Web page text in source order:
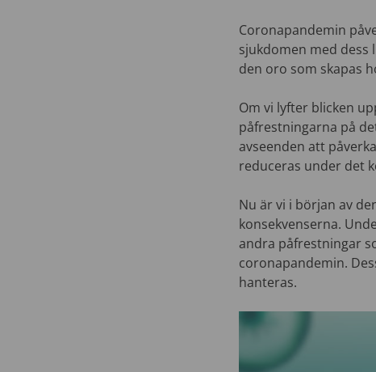
Coronapandemin
sjukdomen med dess
den oro som skapas
Om vi lyfter blicken
påfrestningarna på
avseenden att
reduceras under det
Nu är vi i början av
konsekvenserna.
andra påfrestningar
coronapandemin.
hanteras.